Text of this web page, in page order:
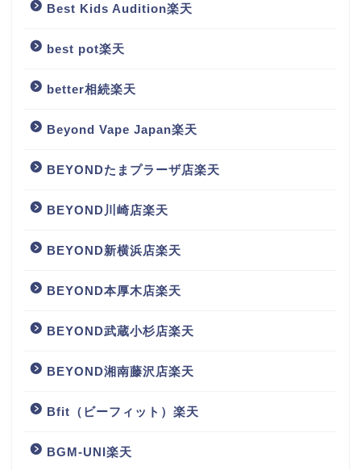
Best Kids Audition楽天
best pot楽天
better相続楽天
Beyond Vape Japan楽天
BEYONDたまプラーザ店楽天
BEYOND川崎店楽天
BEYOND新横浜店楽天
BEYOND本厚木店楽天
BEYOND武蔵小杉店楽天
BEYOND湘南藤沢店楽天
Bfit（ビーフィット）楽天
BGM‐UNI楽天